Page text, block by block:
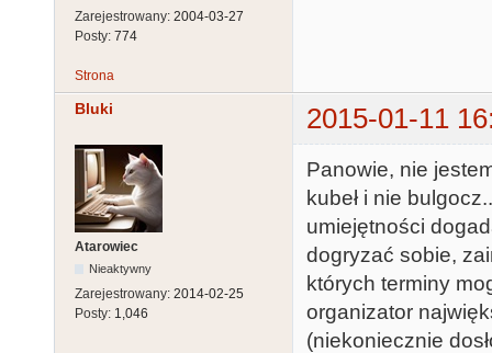
Zarejestrowany: 2004-03-27
Posty: 774
Strona
Bluki 2015-01-11
Atarowiec
Nieaktywny
Zarejestrowany: 2014-02-25
Posty: 1,046
Panowie, nie
kubeł i nie
umiejętności
dogryzać sobie,
których terminy
organizator
(niekoniecznie